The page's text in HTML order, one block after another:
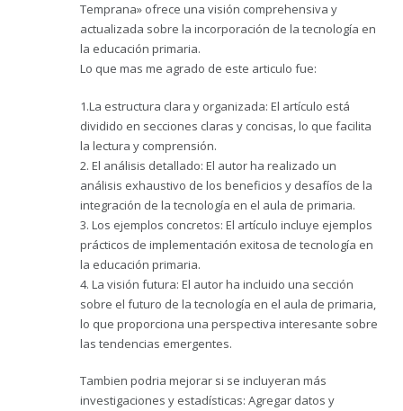
Temprana» ofrece una visión comprehensiva y
actualizada sobre la incorporación de la tecnología en
la educación primaria.
Lo que mas me agrado de este articulo fue:
1.La estructura clara y organizada: El artículo está
dividido en secciones claras y concisas, lo que facilita
la lectura y comprensión.
2. El análisis detallado: El autor ha realizado un
análisis exhaustivo de los beneficios y desafíos de la
integración de la tecnología en el aula de primaria.
3. Los ejemplos concretos: El artículo incluye ejemplos
prácticos de implementación exitosa de tecnología en
la educación primaria.
4. La visión futura: El autor ha incluido una sección
sobre el futuro de la tecnología en el aula de primaria,
lo que proporciona una perspectiva interesante sobre
las tendencias emergentes.
Tambien podria mejorar si se incluyeran más
investigaciones y estadísticas: Agregar datos y